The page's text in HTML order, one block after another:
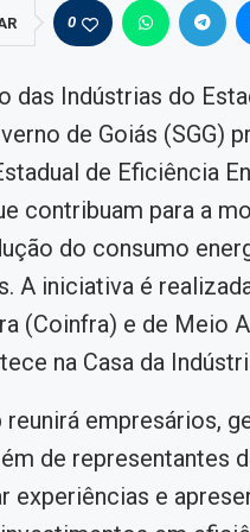
0
das Indústrias do
de Goiás (SGG)
de Eficiência
contribuam para a
do consumo
A iniciativa é
(Coinfra) e de Meio
na Casa da
reunirá empresários,
de representantes
experiências e